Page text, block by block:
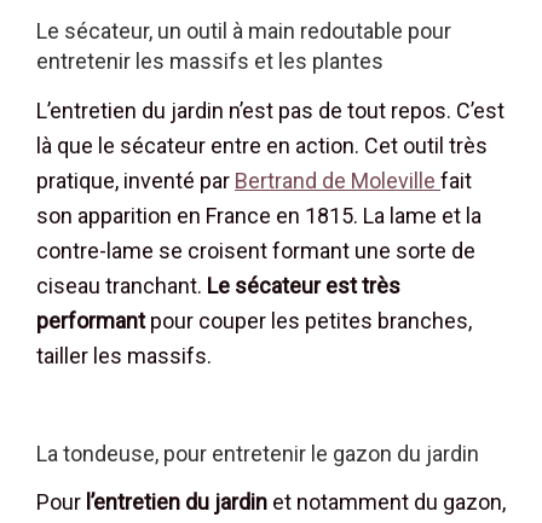
Le sécateur, un outil à main redoutable pour
entretenir les massifs et les plantes
L’entretien du jardin n’est pas de tout repos. C’est
là que le sécateur entre en action. Cet outil très
pratique, inventé par Bertrand de Moleville fait
son apparition en France en 1815. La lame et la
contre-lame se croisent formant une sorte de
ciseau tranchant. Le sécateur est très
performantpour couper les petites branches,
tailler les massifs.
La tondeuse, pour entretenir le gazon du jardin
Pour l’entretien du jardin et notamment du gazon,